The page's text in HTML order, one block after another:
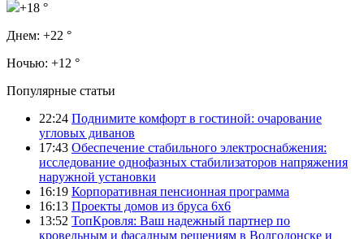
+18 °
Днем: +22 °
Ночью: +12 °
Популярные статьи
22:24 Поднимите комфорт в гостиной: очарование
угловых диванов
17:43 Обеспечение стабильного электроснабжения:
исследование однофазных стабилизаторов напряжения
наружной установки
16:19 Корпоративная пенсионная программа
16:13 Проекты домов из бруса 6х6
13:52 ТопКровля: Ваш надежный партнер по
кровельным и фасадным решениям в Волгодонске и